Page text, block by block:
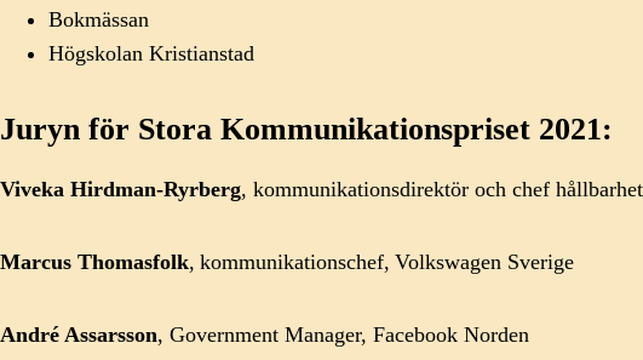
Bokmässan
Högskolan Kristianstad
Juryn för Stora Kommunikationspriset 2021:
Viveka Hirdman-Ryrberg, kommunikationsdirektör och chef
Marcus Thomasfolk, kommunikationschef, Volkswagen Sverige
André Assarsson, Government Manager, Facebook Norden